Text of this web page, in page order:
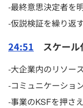
-最終意思決定者を
-仮説検証を繰り返
24:51 スケール
-大企業内のリソー
-コミュニケーショ
-事業のKSFを押さ